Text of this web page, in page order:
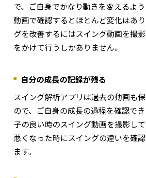
で、ご自身でかなり動きを変えるよう
動画で確認するとほとんど変化はあ
グを改善するにはスイング動画を撮
をかけて行うしかありません。
自分の成長の記録が残る
スイング解析アプリは過去の動画も
ので、ご自身の成長の過程を確認で
子の良い時のスイング動画を撮影し
悪くなった時にスイングの違いを確
ます。